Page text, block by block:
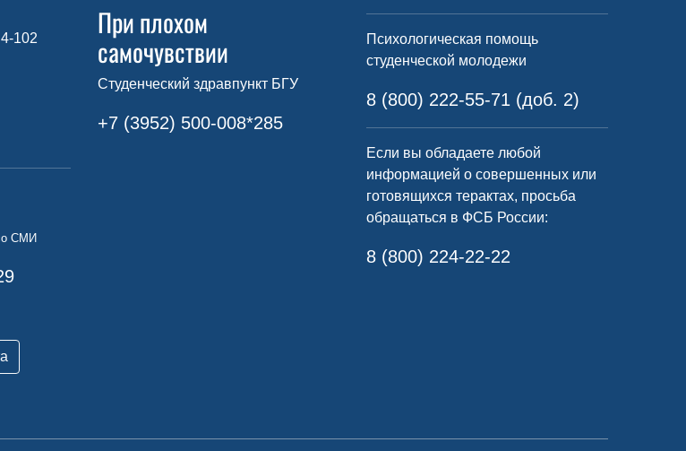
102
СМИ
При плохом
самочувствии
Студенческий здравпункт БГУ
+7 (3952) 500-008*285
Психологическая помощь
студенческой молодежи
8 (800) 222-55-71 (доб. 2)
Если вы обладаете любой
информацией о совершенных или
готовящихся терактах, просьба
обращаться в ФСБ России:
8 (800) 224-22-22